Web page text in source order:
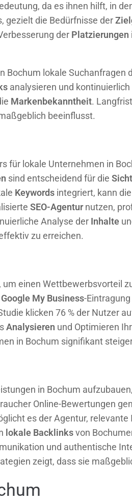
da es ihnen hilft, in
gezielt die Bedürfnisse der
der Platzierungen
Bochum lokale
analysieren und
Markenbekanntheit.
beeinflusst.
für lokale Unternehmen in
sind entscheidend für die
Keywords integriert, kann die
SEO-Agenturnutzen,
Analyse der Inhalte
zu erreichen.
einen Wettbewerbsvorteil
Google My Business-
klicken 76 % der Nutzer
Analysieren und Optimieren
in Bochum signifikant
in Bochum
Online-Bewertungen
es der Agentur,
lokale Backlinksvon
und authentische
zeigt, dass sie